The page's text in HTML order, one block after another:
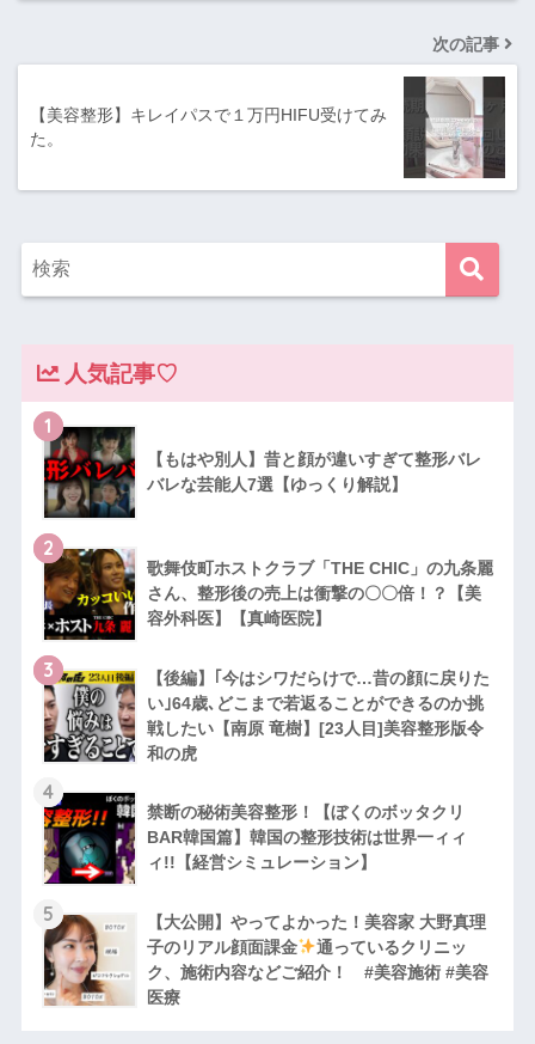
次の記事
【美容整形】キレイパスで１万円HIFU受けてみ
た。
人気記事♡
1
【もはや別人】昔と顔が違いすぎて整形バレ
バレな芸能人7選【ゆっくり解説】
2
歌舞伎町ホストクラブ「THE CHIC」の九条麗
さん、整形後の売上は衝撃の〇〇倍！？【美
容外科医】【真崎医院】
3
【後編】｢今はシワだらけで…昔の顔に戻りた
い｣64歳､どこまで若返ることができるのか挑
戦したい【南原 竜樹】[23人目]美容整形版令
和の虎
4
禁断の秘術美容整形！【ぼくのボッタクリ
BAR韓国篇】韓国の整形技術は世界一ィィ
ィ!!【経営シミュレーション】
5
【大公開】やってよかった！美容家 大野真理
子のリアル顔面課金
通っているクリニッ
ク、施術内容などご紹介！ #美容施術 #美容
医療